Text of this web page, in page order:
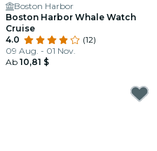
Boston Harbor
Boston Harbor Whale Watch
Cruise
4.0
(12)
09 Aug. - 01 Nov.
Ab 10,81 $